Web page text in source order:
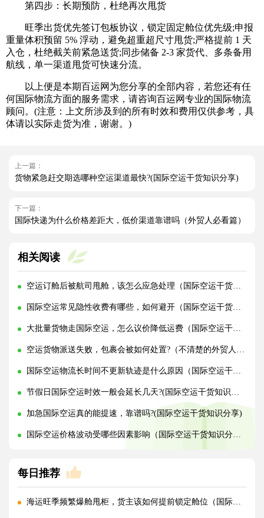
第四步：长期预防，杜绝再次甩货
旺季出货优先签订包板协议，锁定固定舱位优先级;申报
重量体积预留 5% 浮动，避免超重超尺寸甩货;严格提前 1 天
入仓，杜绝截关前紧急送货;同步储备 2-3 家货代、多条备用
航线，单一渠道甩货可快速分流。
以上便是本期百运网为您分享的全部内容，若您还有任
何国际物流方面的服务需求，请咨询百运网专业的国际物流
顾问。(注意：上文所涉及到的所有时效和费用仅供参考，具
体请以实际走货为准，谢谢。)
上一篇：
货物紧急赶交期选哪种空运渠道最快?(国际空运干货知识分享)
下一篇：
国际快递为什么价格差距大，低价渠道靠谱吗（外贸人必看篇）
相关阅读
空运订舱后被航司甩舱，该怎么应急处理（国际空运干货知识分享）
国际空运常见隐性收费有哪些，如何避开（国际空运干货知识分享）
大批量货物走国际空运，怎么议价降低运费（国际空运干货知识分享）
空运货物派送失败，包裹会被如何处置?（不清楚的外贸人看过来）
国际空运物流长时间不更新轨迹是什么原因（国际空运干货知识分享）
节假日国际空运时效一般会延长几天?(国际空运干货知识分享)
加急国际空运真的能提速，靠谱吗?(国际空运干货知识分享)
国际空运价格波动受哪些因素影响（国际空运干货知识分享）
每日推荐
海运旺季频繁爆舱甩柜，货主该如何提前锁定舱位（国际海运干货知识分享）